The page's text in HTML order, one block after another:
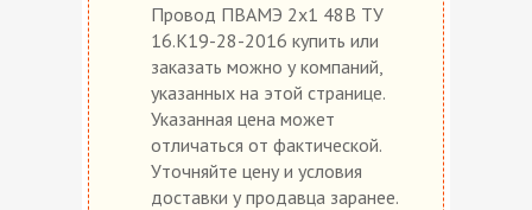
Провод ПВАМЭ 2х1 48В ТУ
16.К19-28-2016 купить или
заказать можно у компаний,
указанных на этой странице.
Указанная цена может
отличаться от фактической.
Уточняйте цену и условия
доставки у продавца заранее.